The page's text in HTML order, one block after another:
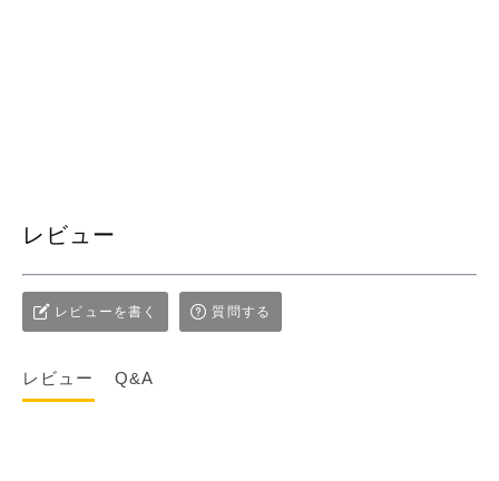
レビュー
レビューを書く 質問する
レビュー Q&A